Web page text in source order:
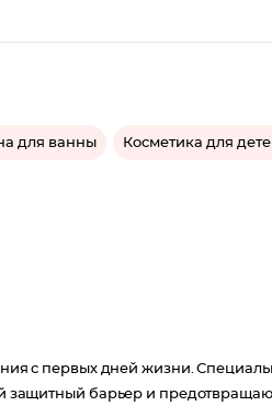
для ванны Косметика для
с первых дней жизни.
защитный барьер и